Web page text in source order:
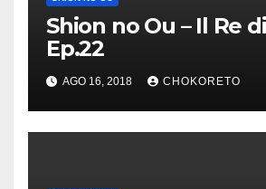
Shion no Ou – Il Re
Ep.22
AGO 16, 2018 CHOKORETO